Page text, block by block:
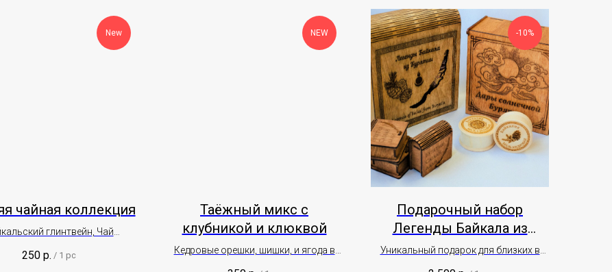
New
чайная коллекция
глинтвейн, Чай
250 р. / 1 pc
NEW
Таёжный микс с
клубникой и клюквой
Кедровые орешки, шишки, и ягода в
-10%
Подарочный набор
Легенды Байкала из
Бурятии
Уникальный подарок для близких в